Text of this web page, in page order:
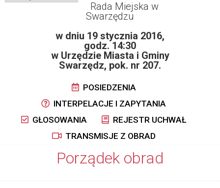
Rada Miejska w
Swarzędzu
w dniu 19 stycznia 2016,
godz. 14:30
w Urzędzie Miasta i Gminy
Swarzędz, pok. nr 207.
POSIEDZENIA
INTERPELACJE I ZAPYTANIA
GŁOSOWANIA
REJESTR UCHWAŁ
TRANSMISJE Z OBRAD
Porządek obrad